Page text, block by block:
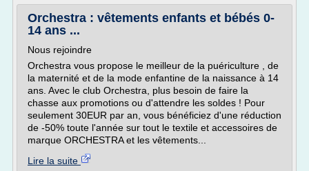
Orchestra : vêtements enfants et bébés 0-
14 ans ...
Nous rejoindre
Orchestra vous propose le meilleur de la puériculture , de
la maternité et de la mode enfantine de la naissance à 14
ans. Avec le club Orchestra, plus besoin de faire la
chasse aux promotions ou d'attendre les soldes ! Pour
seulement 30EUR par an, vous bénéficiez d'une réduction
de -50% toute l'année sur tout le textile et accessoires de
marque ORCHESTRA et les vêtements...
Lire la suite